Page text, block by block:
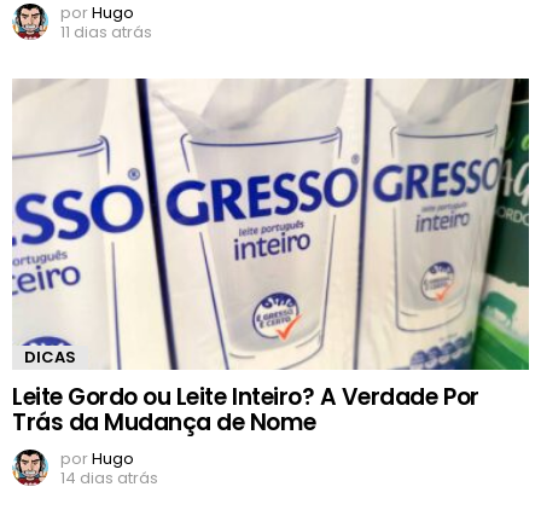
porHugo
11 dias atrás
DICAS
Leite Gordo ou Leite Inteiro? A Verdade Por
Trás da Mudança de Nome
porHugo
14 dias atrás